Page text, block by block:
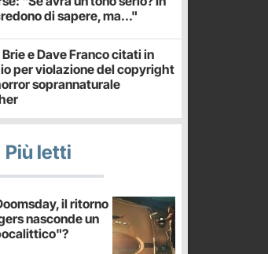
di sapere, ma..."
e Dave Franco citati in
per violazione del copyright
soprannaturale
Più letti
il ritorno
nasconde un